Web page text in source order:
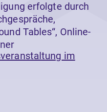
erfolgte durch
Tables“, Online-
im